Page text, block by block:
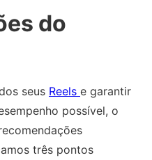
do
seus Reels e garantir
possível, o
três pontos